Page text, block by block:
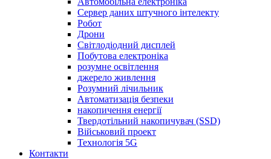
Сервер даних штучного інтелекту
Робот
Дрони
Світлодіодний дисплей
Побутова електроніка
розумне освітлення
джерело живлення
Розумний лічильник
Автоматизація безпеки
накопичення енергії
Твердотільний накопичувач (SSD)
Військовий проект
Технологія 5G
Контакти